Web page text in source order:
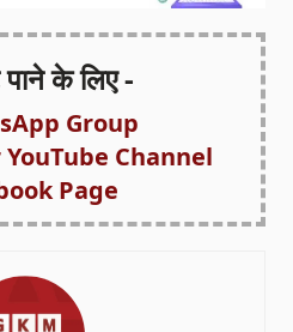
के लिए -
Group
Channel
Page